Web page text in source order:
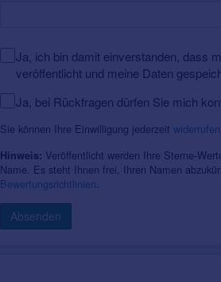
Ja, ich bin damit einverstanden, dass
veröffentlicht und meine Daten
Ja, bei Rückfragen dürfen Sie mich
Sie können Ihre Einwilligung jederzeit widerrufen
Hinweis: Veröffentlicht werden Ihre Sterne-
Name. Es steht Ihnen frei, Ihren Namen
Bewertungsrichtlinien.
Absenden